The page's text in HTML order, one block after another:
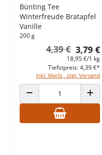
Bünting Tee
Winterfreude Bratapfel
Vanille
200 g
3,79 €
4,39 €
18,95 €/1 kg
inkl. MwSt., zzgl. Versand
Tiefstpreis: 4,39 €*
ANZAHL VERRINGERN